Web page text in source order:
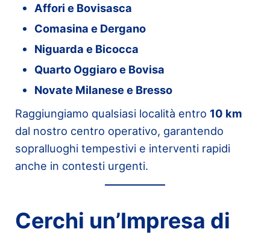
Affori e Bovisasca
Comasina e Dergano
Niguarda e Bicocca
Quarto Oggiaro e Bovisa
Novate Milanese e Bresso
Raggiungiamo qualsiasi località entro 10 km
dal nostro centro operativo, garantendo
sopralluoghi tempestivi e interventi rapidi
anche in contesti urgenti.
Cerchi un’Impresa di